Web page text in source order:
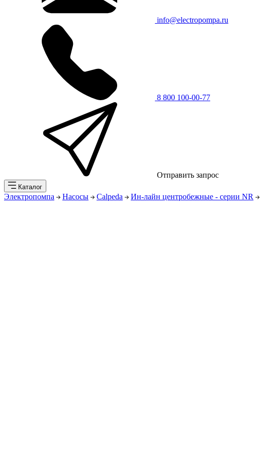
info@electropompa.ru
8 800 100-00-77
Отправить запрос
Каталог
Электропомпа Насосы Calpeda Ин-лайн центробежные - серии NR